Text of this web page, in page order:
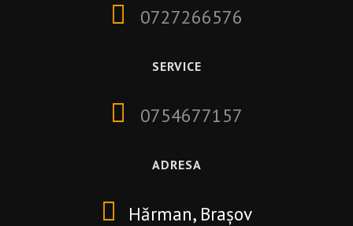
0727266576
SERVICE
0754677157
ADRESA
Hărman, Brașov